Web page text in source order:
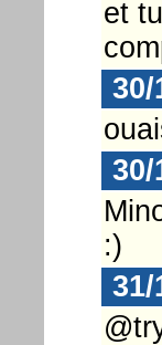
et
:)
31/